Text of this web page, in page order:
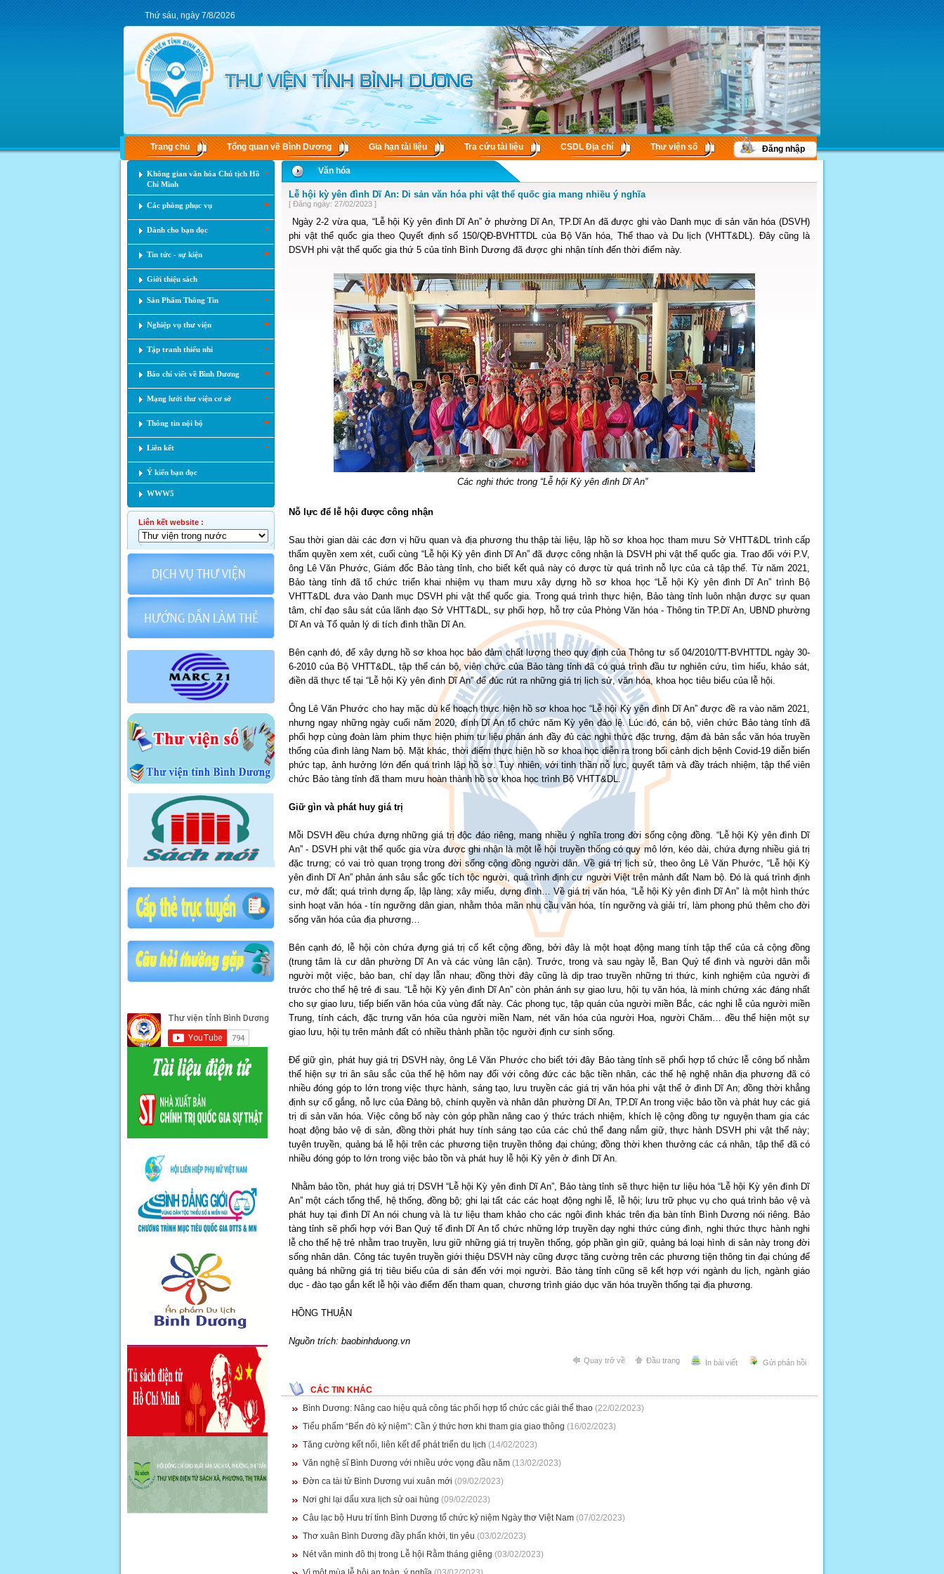
Thứ sáu, ngày 7/8/2026
Trang chủ Tổng quan về Bình Dương Gia hạn tài liệu Tra cứu tài liệu CSDL Ðịa chí Thư viện số Đăng nhập
Không gian văn hóa Chủ tịch Hồ
Chí Minh
Các phòng phục vụ
Dành cho bạn đọc
Tin tức - sự kiện
Giới thiệu sách
Sản Phẩm Thông Tin
Nghiệp vụ thư viện
Tập tranh thiếu nhi
Báo chí viết về Bình Dương
Mạng lưới thư viện cơ sở
Thông tin nội bộ
Liên kết
Ý kiến bạn đọc
WWW5
Liên kết website :
Văn hóa
Lễ hội kỳ yên đình Dĩ An: Di sản văn hóa phi vật thể quốc gia mang nhiều ý nghĩa
[ Đăng ngày: 27/02/2023 ]
Ngày 2-2 vừa qua, “Lễ hội Kỳ yên đình Dĩ An” ở phường Dĩ An, TP.Dĩ An đã được ghi vào Danh mục di sản văn hóa (DSVH)
phi vật thể quốc gia theo Quyết định số 150/QĐ-BVHTTDL của Bộ Văn hóa, Thể thao và Du lịch (VHTT&DL). Đây cũng là
DSVH phi vật thể quốc gia thứ 5 của tỉnh Bình Dương đã được ghi nhận tính đến thời điểm này.
Các nghi thức trong “Lễ hội Kỳ yên đình Dĩ An”
Nỗ lực để lễ hội được công nhận
Sau thời gian dài các đơn vị hữu quan và địa phương thu thập tài liệu, lập hồ sơ khoa học tham mưu Sở VHTT&DL trình cấp
thẩm quyền xem xét, cuối cùng “Lễ hội Kỳ yên đình Dĩ An” đã được công nhận là DSVH phi vật thể quốc gia. Trao đổi với P.V,
ông Lê Văn Phước, Giám đốc Bảo tàng tỉnh, cho biết kết quả này có được từ quá trình nỗ lực của cả tập thể. Từ năm 2021,
Bảo tàng tỉnh đã tổ chức triển khai nhiệm vụ tham mưu xây dựng hồ sơ khoa học “Lễ hội Kỳ yên đình Dĩ An” trình Bộ
VHTT&DL đưa vào Danh mục DSVH phi vật thể quốc gia. Trong quá trình thực hiện, Bảo tàng tỉnh luôn nhận được sự quan
tâm, chỉ đạo sâu sát của lãnh đạo Sở VHTT&DL, sự phối hợp, hỗ trợ của Phòng Văn hóa - Thông tin TP.Dĩ An, UBND phường
Dĩ An và Tổ quản lý di tích đình thần Dĩ An.
Bên cạnh đó, để xây dựng hồ sơ khoa học bảo đảm chất lượng theo quy định của Thông tư số 04/2010/TT-BVHTTDL ngày 30-
6-2010 của Bộ VHTT&DL, tập thể cán bộ, viên chức của Bảo tàng tỉnh đã có quá trình đầu tư nghiên cứu, tìm hiểu, khảo sát,
điền dã thực tế tại “Lễ hội Kỳ yên đình Dĩ An” để đúc rút ra những giá trị lịch sử, văn hóa, khoa học tiêu biểu của lễ hội.
Ông Lê Văn Phước cho hay mặc dù kế hoạch thực hiện hồ sơ khoa học “Lễ hội Kỳ yên đình Dĩ An” được đề ra vào năm 2021,
nhưng ngay những ngày cuối năm 2020, đình Dĩ An tổ chức năm Kỳ yên đáo lệ. Lúc đó, cán bộ, viên chức Bảo tàng tỉnh đã
phối hợp cùng đoàn làm phim thực hiện phim tư liệu phản ánh đầy đủ các nghi thức đặc trưng, đậm đà bản sắc văn hóa truyền
thống của đình làng Nam bộ. Mặt khác, thời điểm thực hiện hồ sơ khoa học diễn ra trong bối cảnh dịch bệnh Covid-19 diễn biến
phức tạp, ảnh hưởng lớn đến quá trình lập hồ sơ. Tuy nhiên, với tinh thần nỗ lực, quyết tâm và đầy trách nhiệm, tập thể viên
chức Bảo tàng tỉnh đã tham mưu hoàn thành hồ sơ khoa học trình Bộ VHTT&DL.
Giữ gìn và phát huy giá trị
Mỗi DSVH đều chứa đựng những giá trị độc đáo riêng, mang nhiều ý nghĩa trong đời sống cộng đồng. “Lễ hội Kỳ yên đình Dĩ
An” - DSVH phi vật thể quốc gia vừa được ghi nhận là một lễ hội truyền thống có quy mô lớn, kéo dài, chứa đựng nhiều giá trị
đặc trưng; có vai trò quan trọng trong đời sống cộng đồng người dân. Về giá trị lịch sử, theo ông Lê Văn Phước, “Lễ hội Kỳ
yên đình Dĩ An” phản ánh sâu sắc gốc tích tộc người, quá trình định cư người Việt trên mảnh đất Nam bộ. Đó là quá trình định
cư, mở đất; quá trình dựng ấp, lập làng; xây miếu, dựng đình… Về giá trị văn hóa, “Lễ hội Kỳ yên đình Dĩ An” là một hình thức
sinh hoạt văn hóa - tín ngưỡng dân gian, nhằm thỏa mãn nhu cầu văn hóa, tín ngưỡng và giải trí, làm phong phú thêm cho đời
sống văn hóa của địa phương…
Bên cạnh đó, lễ hội còn chứa đựng giá trị cố kết cộng đồng, bởi đây là một hoạt động mang tính tập thể của cả cộng đồng
(trung tâm là cư dân phường Dĩ An và các vùng lân cận). Trước, trong và sau ngày lễ, Ban Quý tế đình và người dân mỗi
người một việc, bảo ban, chỉ dạy lẫn nhau; đồng thời đây cũng là dịp trao truyền những tri thức, kinh nghiệm của người đi
trước cho thế hệ trẻ đi sau. “Lễ hội Kỳ yên đình Dĩ An” còn phản ánh sự giao lưu, hội tụ văn hóa, là minh chứng xác đáng nhất
cho sự giao lưu, tiếp biến văn hóa của vùng đất này. Các phong tục, tập quán của người miền Bắc, các nghi lễ của người miền
Trung, tính cách, đặc trưng văn hóa của người miền Nam, nét văn hóa của người Hoa, người Chăm… đều thể hiện một sự
giao lưu, hội tụ trên mảnh đất có nhiều thành phần tộc người định cư sinh sống.
Để giữ gìn, phát huy giá trị DSVH này, ông Lê Văn Phước cho biết tới đây Bảo tàng tỉnh sẽ phối hợp tổ chức lễ công bố nhằm
thể hiện sự tri ân sâu sắc của thế hệ hôm nay đối với công đức các bậc tiền nhân, các thế hệ nghệ nhân địa phương đã có
nhiều đóng góp to lớn trong việc thực hành, sáng tạo, lưu truyền các giá trị văn hóa phi vật thể ở đình Dĩ An; đồng thời khẳng
định sự cố gắng, nỗ lực của Đảng bộ, chính quyền và nhân dân phường Dĩ An, TP.Dĩ An trong việc bảo tồn và phát huy các giá
trị di sản văn hóa. Việc công bố này còn góp phần nâng cao ý thức trách nhiệm, khích lệ cộng đồng tự nguyện tham gia các
hoạt động bảo vệ di sản, đồng thời phát huy tính sáng tạo của các chủ thể đang nắm giữ, thực hành DSVH phi vật thể này;
tuyên truyền, quảng bá lễ hội trên các phương tiện truyền thông đại chúng; đồng thời khen thưởng các cá nhân, tập thể đã có
nhiều đóng góp to lớn trong việc bảo tồn và phát huy lễ hội Kỳ yên ở đình Dĩ An.
Nhằm bảo tồn, phát huy giá trị DSVH “Lễ hội Kỳ yên đình Dĩ An”, Bảo tàng tỉnh sẽ thực hiện tư liệu hóa “Lễ hội Kỳ yên đình Dĩ
An” một cách tổng thể, hệ thống, đồng bộ; ghi lại tất các các hoạt động nghi lễ, lễ hội; lưu trữ phục vụ cho quá trình bảo vệ và
phát huy tại đình Dĩ An nói chung và là tư liệu tham khảo cho các ngôi đình khác trên địa bàn tỉnh Bình Dương nói riêng. Bảo
tàng tỉnh sẽ phối hợp với Ban Quý tế đình Dĩ An tổ chức những lớp truyền dạy nghi thức cúng đình, nghi thức thực hành nghi
lễ cho thế hệ trẻ nhằm trao truyền, lưu giữ những giá trị truyền thống, góp phần gìn giữ, quảng bá loại hình di sản này trong đời
sống nhân dân. Công tác tuyên truyền giới thiệu DSVH này cũng được tăng cường trên các phương tiện thông tin đại chúng để
quảng bá những giá trị tiêu biểu của di sản đến với mọi người. Bảo tàng tỉnh cũng sẽ kết hợp với ngành du lịch, ngành giáo
dục - đào tạo gắn kết lễ hội vào điểm đến tham quan, chương trình giáo dục văn hóa truyền thống tại địa phương.
HỒNG THUẬN
Nguồn trích: baobinhduong.vn
Gửi phản hồi
In bài viết
Đầu trang
Quay trở về
CÁC TIN KHÁC
Bình Dương: Nâng cao hiệu quả công tác phối hợp tổ chức các giải thể thao (22/02/2023)
Tiểu phẩm “Bến đò kỷ niệm”: Cần ý thức hơn khi tham gia giao thông (16/02/2023)
Tăng cường kết nối, liên kết để phát triển du lịch (14/02/2023)
Văn nghệ sĩ Bình Dương với nhiều ước vọng đầu năm (13/02/2023)
Đờn ca tài tử Bình Dương vui xuân mới (09/02/2023)
Nơi ghi lại dấu xưa lịch sử oai hùng (09/02/2023)
Câu lạc bộ Hưu trí tỉnh Bình Dương tổ chức kỷ niệm Ngày thơ Việt Nam (07/02/2023)
Thơ xuân Bình Dương đầy phấn khởi, tin yêu (03/02/2023)
Nét văn minh đô thị trong Lễ hội Rằm tháng giêng (03/02/2023)